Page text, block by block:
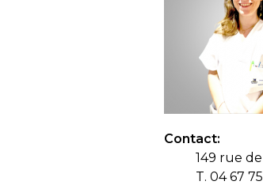
Contact:
149 rue
T. 04 67